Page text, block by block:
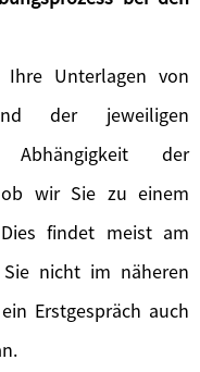
Unterlagen von
der jeweiligen
der
ob wir Sie zu einem
findet meist am
nicht im näheren
Erstgespräch auch